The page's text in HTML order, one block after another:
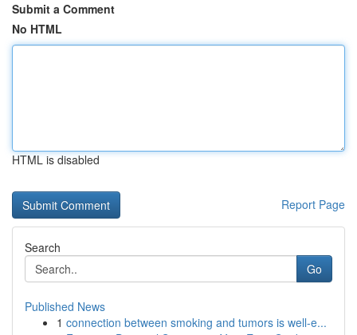
Submit a Comment
No HTML
HTML is disabled
Report Page
Search
Go
Published News
1 connection between smoking and tumors is well-e...